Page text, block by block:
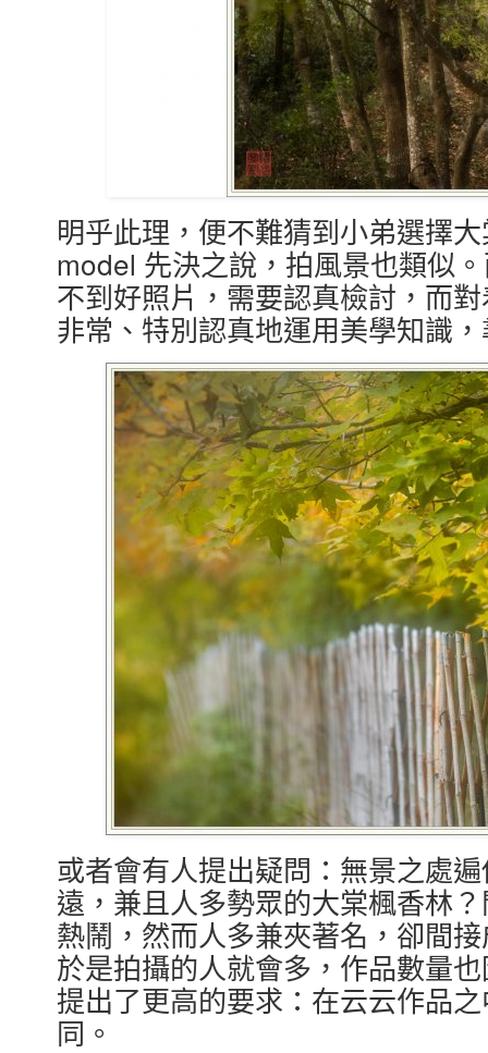
明乎此理，便不難猜到小弟選擇
model 先決之說，拍風景也類似
不到好照片，需要認真檢討，而
非常、特別認真地運用美學知識
或者會有人提出疑問：無景之處
遠，兼且人多勢眾的大棠楓香林
熱鬧，然而人多兼夾著名，卻間
於是拍攝的人就會多，作品數量
提出了更高的要求：在云云作品
同。